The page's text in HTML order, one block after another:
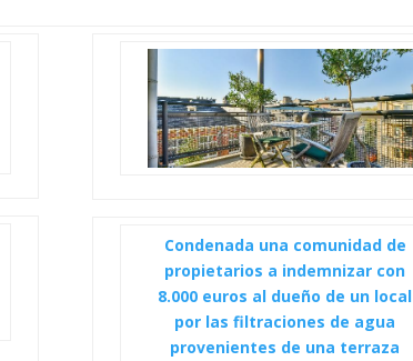
Condenada una comunidad de
propietarios a indemnizar con
8.000 euros al dueño de un local
por las filtraciones de agua
provenientes de una terraza